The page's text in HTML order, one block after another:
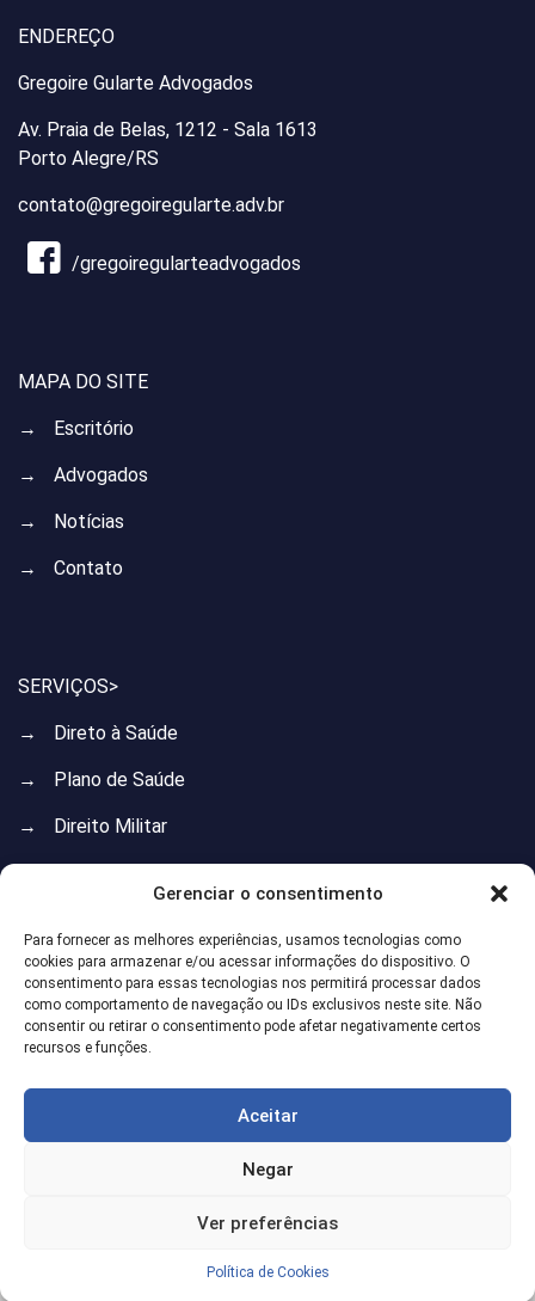
Gerenciar o consentimento
Para fornecer as melhores experiências, usamos tecnologias como
cookies para armazenar e/ou acessar informações do dispositivo. O
consentimento para essas tecnologias nos permitirá processar dados
como comportamento de navegação ou IDs exclusivos neste site. Não
consentir ou retirar o consentimento pode afetar negativamente certos
recursos e funções.
Aceitar
Negar
Ver preferências
Política de Cookies
ENDEREÇO
Gregoire Gularte Advogados
Av. Praia de Belas, 1212 - Sala 1613
Porto Alegre/RS
contato@gregoiregularte.adv.br
/gregoiregularteadvogados
MAPA DO SITE
→ Escritório
→ Advogados
→ Notícias
→ Contato
SERVIÇOS>
→ Direto à Saúde
→ Plano de Saúde
→ Direito Militar
→ Direito de Família
→ Direito Imobiliário
→ Direito Administrativo
Gregoire Gularte. Todos Direitos Reservados. Desenvolvido por